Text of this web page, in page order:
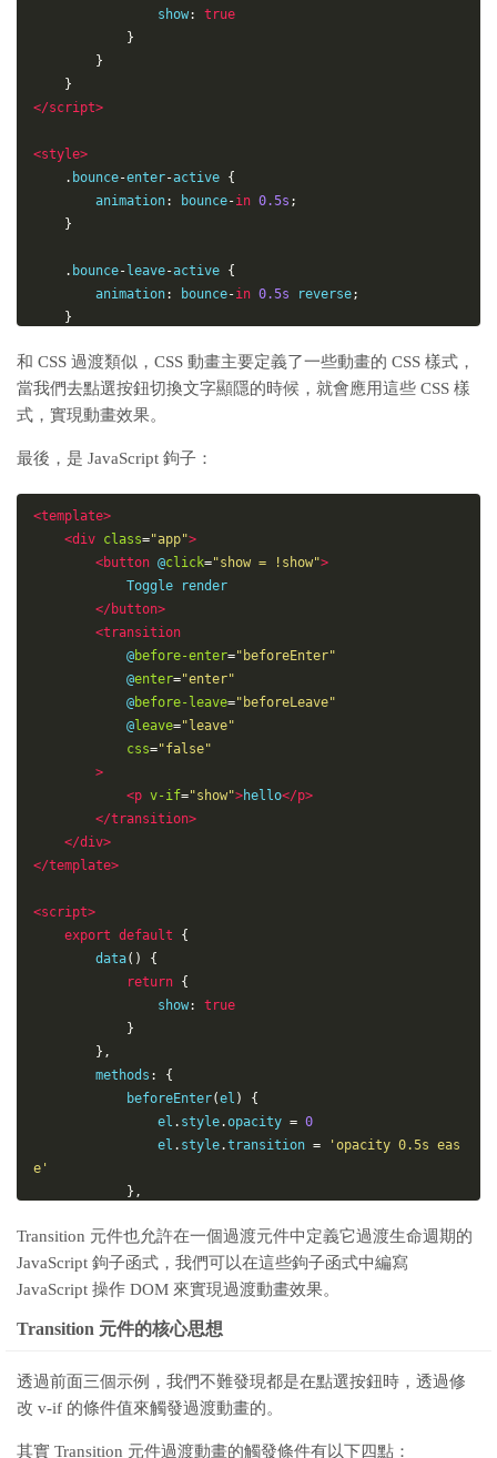
                show
:
true
}
}
}
</script>
<style>
. bounce-enter-active {
animation: bounce-in 0.5s ;
}
. bounce- leave-active {
animation: bounce-in 0.5s reverse;
}
@keyframes bounce-in {
0% {
transform
50% {
transform
和 CSS 過渡類似，CSS 動畫主要定義了一些動畫的 CSS 樣式，
當我們去點選按鈕切換文字顯隱的時候，就會應用這些 CSS 樣
式，實現動畫效果。
最後，是 JavaScript 鉤子：
<template>
<div class="app">
<button @click="show = !show">
</button>
<transition
@before-enter=" beforeEnter"
@enter="enter"
@before-leave=" beforeLeave"
@leave=" leave"
css="false"
>
<p v-if="show">hello</p>
</transition>
</div>
</template>
<script>
export default
{
data( )
{
return {
                show
:
true
}
} ,
        methods
:
{
beforeEnter(el )
{
                el
. style.opacity = 0
                el
. style.transition =
'opacity 0.5s eas
e'
} ,
this.$el.offsetHeight
                el
.style. opacity = 1
},
                el
.style.
leave (el) {
                el
.style.transition
                el
.style.opacity = 0
Transition 元件也允許在一個過渡元件中定義它過渡生命週期的
JavaScript 鉤子函式，我們可以在這些鉤子函式中編寫
JavaScript 操作 DOM 來實現過渡動畫效果。
Transition 元件的核心思想
透過前面三個示例，我們不難發現都是在點選按鈕時，透過修
改 v-if 的條件值來觸發過渡動畫的。
其實 Transition 元件過渡動畫的觸發條件有以下四點：